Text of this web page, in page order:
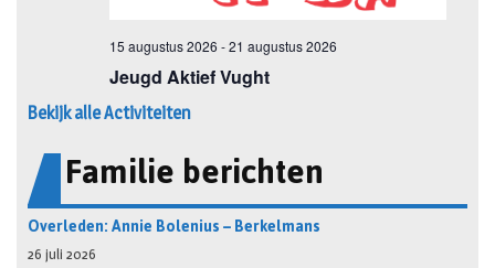
Bekijk alle Activiteiten
Familie berichten
Overleden: Annie Bolenius – Berkelmans
26 juli 2026